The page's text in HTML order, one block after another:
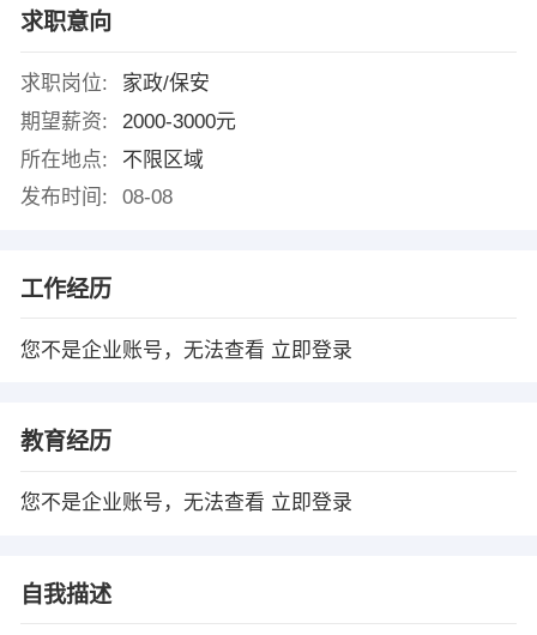
求职意向
求职岗位:
家政/保安
期望薪资:
2000-3000元
所在地点:
不限区域
发布时间:
08-08
工作经历
您不是企业账号，无法查看 立即登录
教育经历
您不是企业账号，无法查看 立即登录
自我描述